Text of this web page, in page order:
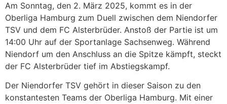
Am Sonntag, den 2. März 2025, kommt es in der
Oberliga Hamburg zum Duell zwischen dem Niendorfer
TSV und dem FC Alsterbrüder. Anstoß der Partie ist um
14:00 Uhr auf der Sportanlage Sachsenweg. Während
Niendorf um den Anschluss an die Spitze kämpft, steckt
der FC Alsterbrüder tief im Abstiegskampf.
Der Niendorfer TSV gehört in dieser Saison zu den
konstantesten Teams der Oberliga Hamburg. Mit einer